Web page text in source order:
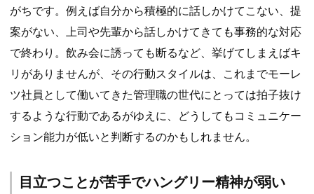
がちです。例えば自分から積極的に話しかけてこない、提
案がない、上司や先輩から話しかけてきても事務的な対応
で終わり。飲み会に誘っても断るなど、挙げてしまえばキ
リがありませんが、その行動スタイルは、これまでモーレ
ツ社員として働いてきた管理職の世代にとっては拍子抜け
するような行動であるがゆえに、どうしてもコミュニケー
ション能力が低いと判断するのかもしれません。
目立つことが苦手でハングリー精神が弱い